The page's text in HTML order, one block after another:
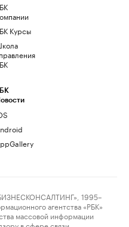
Курсы
1995–
агентства «РБК»
массовой информации